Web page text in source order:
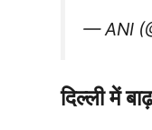
— ANI
दिल्ली में